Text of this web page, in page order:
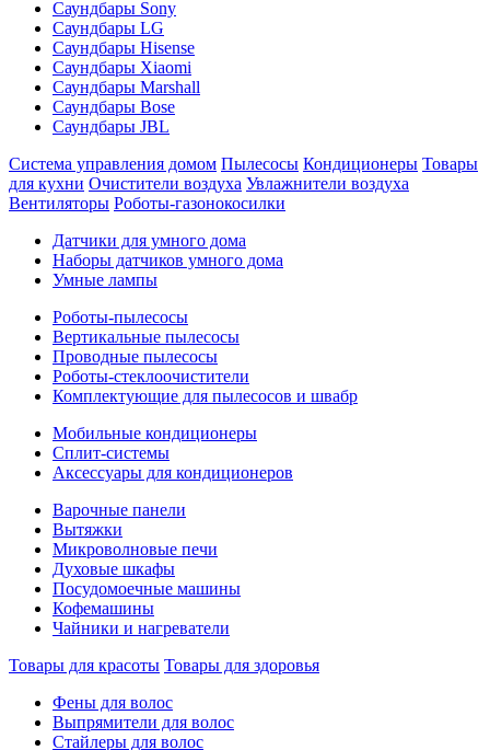
Саундбары Sony
Саундбары LG
Саундбары Hisense
Саундбары Xiaomi
Саундбары Marshall
Саундбары Bose
Саундбары JBL
Система управления домом Пылесосы Кондиционеры Товары
для кухни Очистители воздуха Увлажнители воздуха
Вентиляторы Роботы-газонокосилки
Датчики для умного дома
Наборы датчиков умного дома
Умные лампы
Роботы-пылесосы
Вертикальные пылесосы
Проводные пылесосы
Роботы-стеклоочистители
Комплектующие для пылесосов и швабр
Мобильные кондиционеры
Сплит-системы
Аксессуары для кондиционеров
Варочные панели
Вытяжки
Микроволновые печи
Духовые шкафы
Посудомоечные машины
Кофемашины
Чайники и нагреватели
Товары для красоты Товары для здоровья
Фены для волос
Выпрямители для волос
Стайлеры для волос